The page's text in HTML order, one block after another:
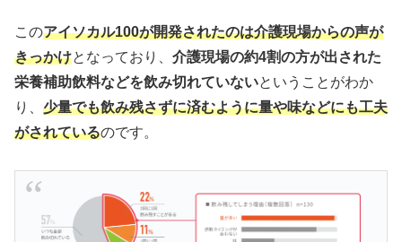
このアイソカル100が開発されたのは介護現場からの声が
きっかけとなっており、 介護現場の約4割の方が出された
栄養補助飲料などを飲み切れていないということがわか
り、 少量でも飲み残さずに済むように量や味などにも工夫
がされているのです。